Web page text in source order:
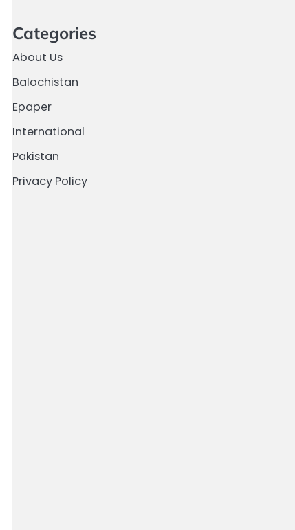
Categories
About Us
Balochistan
Epaper
International
Pakistan
Privacy Policy